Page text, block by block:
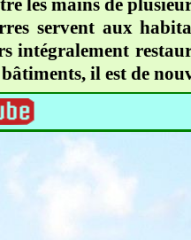
les mains de
servent aux
intégralement
il est de